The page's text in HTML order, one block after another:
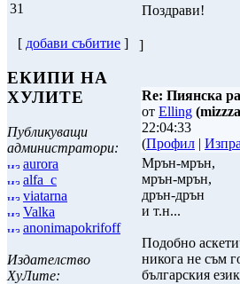
31
[ добави събитие ]
ЕКИПИ НА
ХУЛИТЕ
Публикуващи
администратори:
aurora
alfa_c
viatarna
Valka
anonimapokrifoff
Издателство
ХуЛите:
Поздрави!
]
Re: Пиянска
от Elling
22:04:33
(Профил |
Мрън-мрън,
мрън-мрън,
дрън-дрън
и т.н...
Подобно
никога не съм
българския